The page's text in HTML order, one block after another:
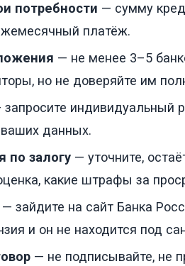
потребности — сумму
платёж.
— не менее 3–5
но не доверяйте им
запросите индивидуальный
данных.
по залогу — уточните,
какие штрафы за
— зайдите на сайт Банка
и он не находится под
— не подписывайте, не